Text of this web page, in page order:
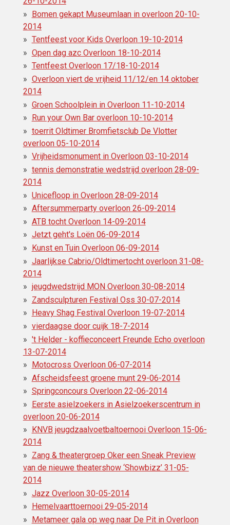
Bomen gekapt Museumlaan in overloon 20-10-
2014
Tentfeest voor Kids Overloon 19-10-2014
Open dag azc Overloon 18-10-2014
Tentfeest Overloon 17/18-10-2014
Overloon viert de vrijheid 11/12/en 14 oktober
2014
Groen Schoolplein in Overloon 11-10-2014
Run your Own Bar overloon 10-10-2014
toerrit Oldtimer Bromfietsclub De Vlotter
overloon 05-10-2014
Vrijheidsmonument in Overloon 03-10-2014
tennis demonstratie wedstrijd overloon 28-09-
2014
Unicefloop in Overloon 28-09-2014
Aftersummerparty overloon 26-09-2014
ATB tocht Overloon 14-09-2014
Jetzt geht's Loën 06-09-2014
Kunst en Tuin Overloon 06-09-2014
Jaarlijkse Cabrio/Oldtimertocht overloon 31-08-
2014
jeugdwedstrijd MON Overloon 30-08-2014
Zandsculpturen Festival Oss 30-07-2014
Heavy Shag Festival Overloon 19-07-2014
vierdaagse door cuijk 18-7-2014
't Helder - koffieconceert Freunde Echo overloon
13-07-2014
Motocross Overloon 06-07-2014
Afscheidsfeest groene munt 29-06-2014
Springconcours Overloon 22-06-2014
Eerste asielzoekers in Asielzoekerscentrum‎ in
overloon 20-06-2014
KNVB jeugdzaalvoetbaltoernooi Overloon 15-06-
2014
Zang & theatergroep Oker een Sneak Preview
van de nieuwe theatershow ‘Showbizz’ 31-05-
2014
Jazz Overloon 30-05-2014
Hemelvaarttoernooi 29-05-2014
Metameer gala op weg naar De Pit in Overloon